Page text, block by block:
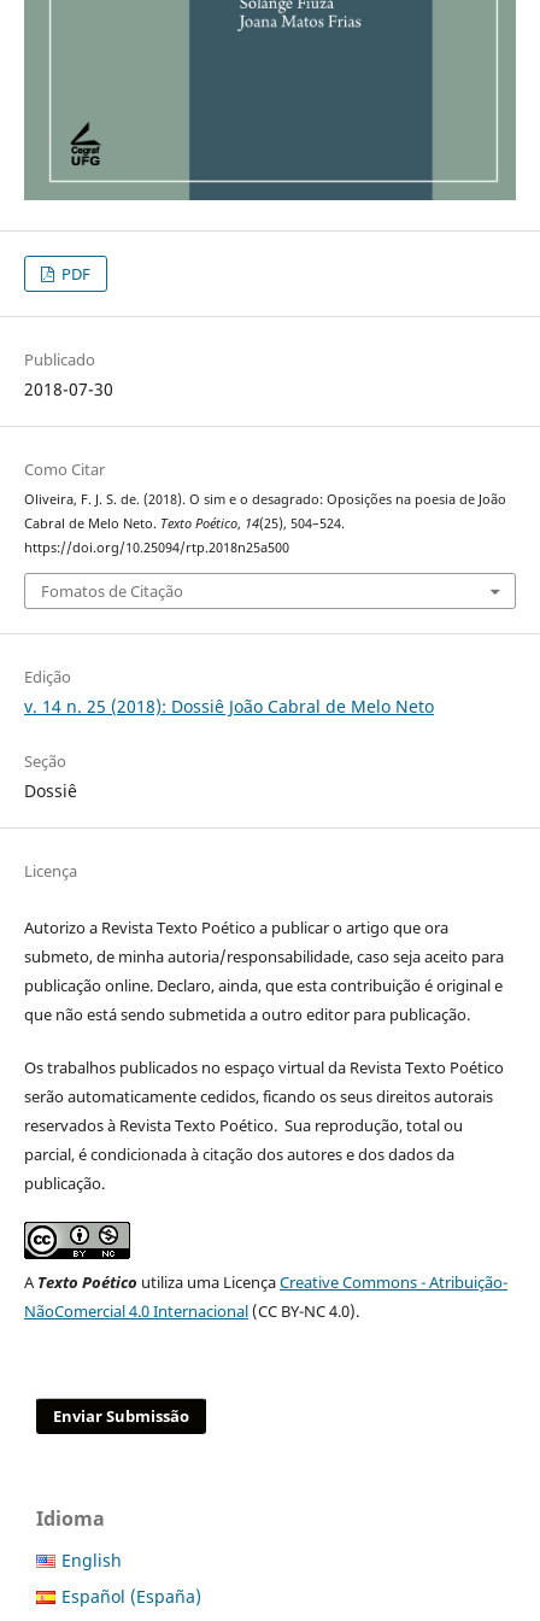
PDF
Publicado
2018-07-30
Como Citar
Oliveira, F. J. S. de. (2018). O sim e o desagrado: Oposições na poesia de João
Cabral de Melo Neto. Texto Poético, 14(25), 504–524.
https://doi.org/10.25094/rtp.2018n25a500
Fomatos de Citação
Edição
v. 14 n. 25 (2018): Dossiê João Cabral de Melo Neto
Seção
Dossiê
Licença
Autorizo a Revista Texto Poético a publicar o artigo que ora
submeto, de minha autoria/responsabilidade, caso seja aceito para
publicação online. Declaro, ainda, que esta contribuição é original e
que não está sendo submetida a outro editor para publicação.
Os trabalhos publicados no espaço virtual da Revista Texto Poético
serão automaticamente cedidos, ficando os seus direitos autorais
reservados à Revista Texto Poético. Sua reprodução, total ou
parcial, é condicionada à citação dos autores e dos dados da
publicação.
ATexto Poético utiliza uma LicençaCreative Commons - Atribuição-
NãoComercial 4.0 Internacional (CC BY-NC 4.0).
Enviar Submissão
Idioma
English
Español (España)